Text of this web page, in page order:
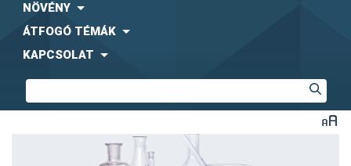
NÖVÉNY
ÁTFOGÓ TÉMÁK
KAPCSOLAT